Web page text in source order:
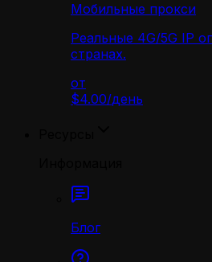
Мобильные прокси
Реальные 4G/5G IP
странах.
от
$4.00/день
Блог